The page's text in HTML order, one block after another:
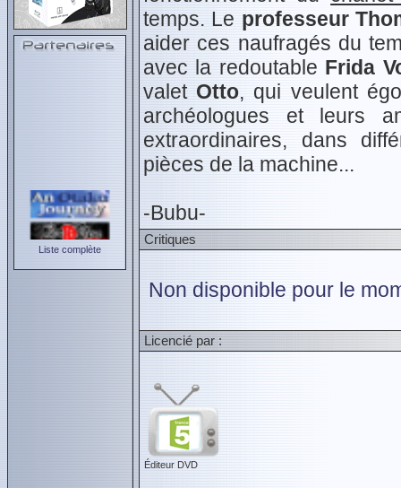
Liste complète
temps. Le professeur
aider ces naufragés du
avec la redoutable Frida
valet Otto, qui veulent
archéologues et leurs
extraordinaires, dans
pièces de la machine...
-Bubu-
Critiques
Non disponible pour le
Licencié par :
Éditeur DVD